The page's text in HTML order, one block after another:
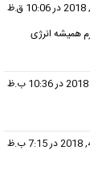
همیشه انرژی